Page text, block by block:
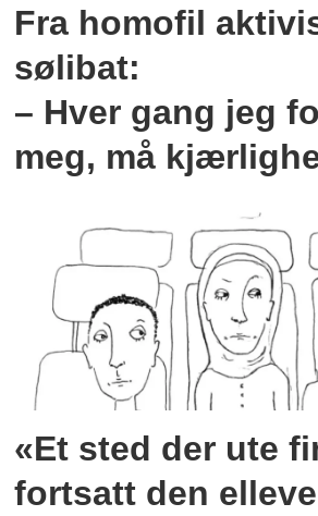
Fra homofil
sølibat:
– Hver gang jeg
meg, må
«Et sted der ute
fortsatt den